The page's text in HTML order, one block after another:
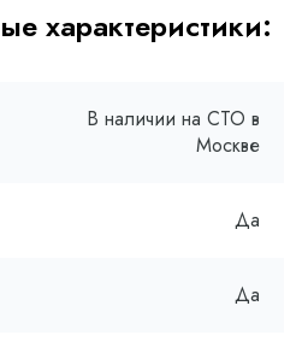
характеристики:
В наличии на СТО в
Москве
Да
Да